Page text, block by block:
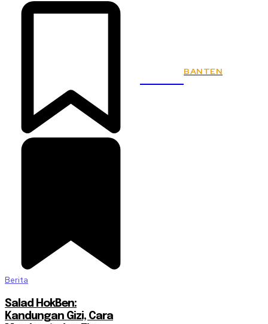
Berita
Salad HokBen:
Kandungan Gizi, Cara
BANTEN